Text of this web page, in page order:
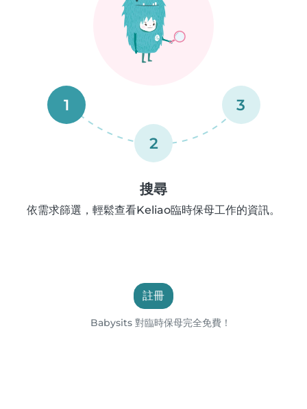
1
2
3
搜尋
依需求篩選，輕鬆查看Keliao臨時保母工作的資訊。
註冊
Babysits 對臨時保母完全免費！